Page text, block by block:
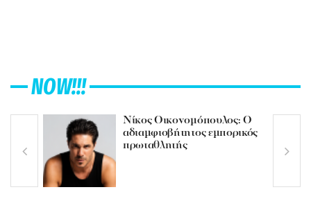
NOW!!!
Νίκος Οικονομόπουλος: Ο
αδιαμφισβήτητος εμπορικός
πρωταθλητής